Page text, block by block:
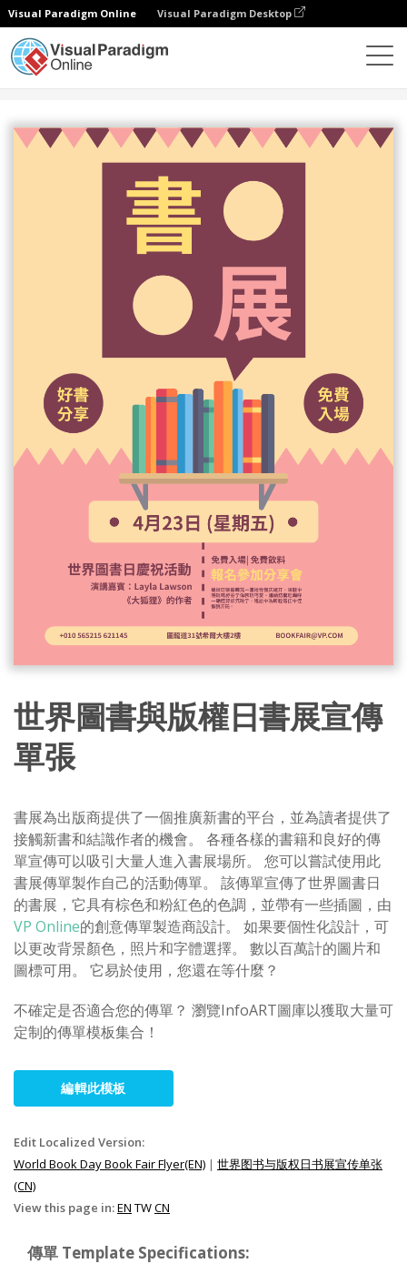
Visual Paradigm Online Visual Paradigm Desktop
世界圖書與版權日書展宣傳
單張
書展為出版商提供了一個推廣新書的平台，並為讀者提供了
接觸新書和結識作者的機會。 各種各樣的書籍和良好的傳
單宣傳可以吸引大量人進入書展場所。 您可以嘗試使用此
書展傳單製作自己的活動傳單。 該傳單宣傳了世界圖書日
的書展，它具有棕色和粉紅色的色調，並帶有一些插圖，由
VP Online的創意傳單製造商設計。 如果要個性化設計，可
以更改背景顏色，照片和字體選擇。 數以百萬計的圖片和
圖標可用。 它易於使用，您還在等什麼？
不確定是否適合您的傳單？ 瀏覽InfoART圖庫以獲取大量可
定制的傳單模板集合！
編輯此模板
Edit Localized Version:
World Book Day Book Fair Flyer(EN) | 世界图书与版权日书展宣传单张
(CN)
View this page in:EN TWCN
傳單 Template Specifications: